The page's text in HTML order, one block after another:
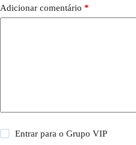
Adicionar comentário *
Entrar para o Grupo VIP